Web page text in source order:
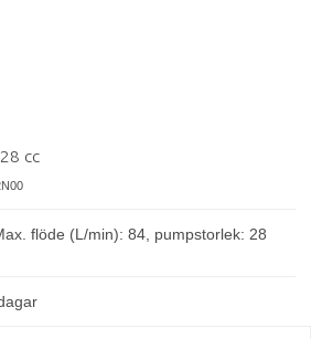
cc
flöde (L/min): 84, pumpstorlek: 28